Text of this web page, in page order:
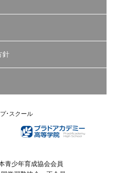
針
・スクール
青少年育成協会会員